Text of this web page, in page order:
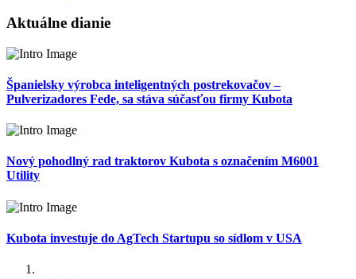
Aktuálne dianie
Španielsky výrobca inteligentných postrekovačov –
Pulverizadores Fede, sa stáva súčasťou firmy Kubota
Nový pohodlný rad traktorov Kubota s označením M6001
Utility
Kubota investuje do AgTech Startupu so sídlom v USA